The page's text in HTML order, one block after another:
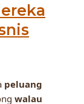
peluang
walau